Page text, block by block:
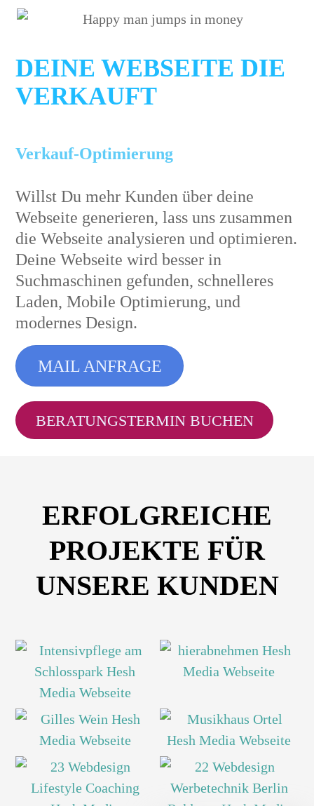
DEINE WEBSEITE DIE
VERKAUFT
Verkauf-Optimierung
Willst Du mehr Kunden über deine
Webseite generieren, lass uns zusammen
die Webseite analysieren und optimieren.
Deine Webseite wird besser in
Suchmaschinen gefunden, schnelleres
Laden, Mobile Optimierung, und
modernes Design.
MAIL ANFRAGE
BERATUNGSTERMIN BUCHEN
ERFOLGREICHE
PROJEKTE FÜR
UNSERE KUNDEN